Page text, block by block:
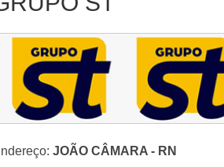
JOÃO CÂMARA - RN